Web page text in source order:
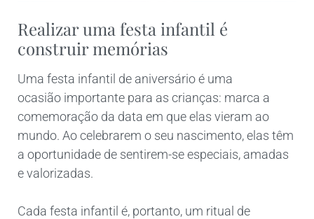
Realizar uma festa infantil é
construir memórias
Uma festa infantil de aniversário é uma
ocasião importante para as crianças: marca a
comemoração da data em que elas vieram ao
mundo. Ao celebrarem o seu nascimento, elas têm
a oportunidade de sentirem-se especiais, amadas
e valorizadas.
Cada festa infantil é, portanto, um ritual de